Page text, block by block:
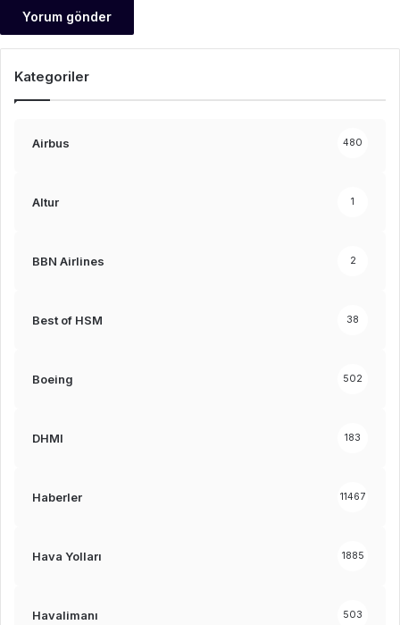
Kategoriler
Airbus 480
Altur 1
BBN Airlines 2
Best of HSM 38
Boeing 502
DHMI 183
Haberler 11467
Hava Yolları 1885
Havalimanı 503